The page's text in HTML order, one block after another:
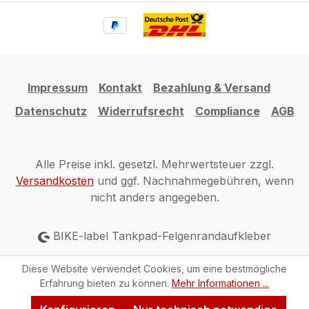
Impressum Kontakt
Bezahlung & Versand
Datenschutz
Widerrufsrecht Compliance AGB
Alle Preise inkl. gesetzl. Mehrwertsteuer zzgl.
Versandkostenund ggf. Nachnahmegebühren, wenn
nicht anders angegeben.
BIKE-label Tankpad-Felgenrandaufkleber
Diese Website verwendet Cookies, um eine bestmögliche
Erfahrung bieten zu können. Mehr Informationen ...